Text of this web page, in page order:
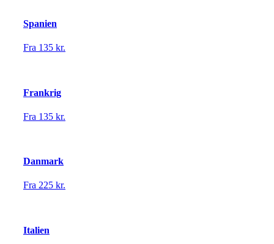
Spanien
Fra 135 kr.
Frankrig
Fra 135 kr.
Danmark
Fra 225 kr.
Italien